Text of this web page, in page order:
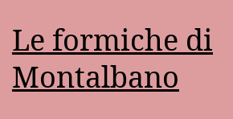
Le formiche di
Montalbano